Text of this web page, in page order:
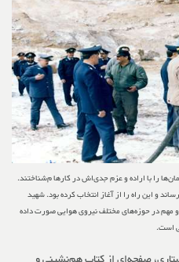
را با اراده و عزم جدی‌اش در کارها م‌شناختند.
و این راه را از آغاز انتخاب کرده بود. شهید
در حوزه‌های مختلف نیروی هوایی صورت داده
است.